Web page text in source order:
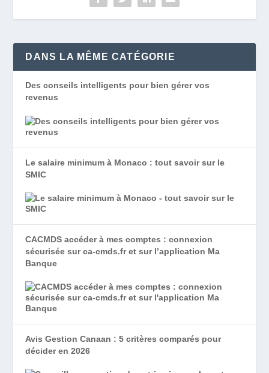
DANS LA MÊME CATÉGORIE
Des conseils intelligents pour bien gérer vos
revenus
Le salaire minimum à Monaco : tout savoir sur le
SMIC
CACMDS accéder à mes comptes : connexion
sécurisée sur ca-cmds.fr et sur l’application Ma
Banque
Avis Gestion Canaan : 5 critères comparés pour
décider en 2026